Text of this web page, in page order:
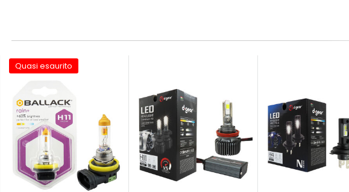
Quasi esaurito